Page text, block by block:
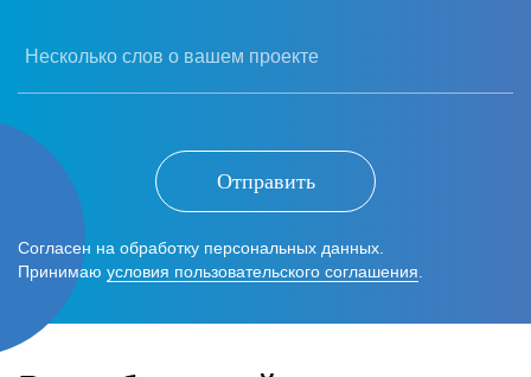
Несколько слов о вашем проекте
Отправить
Согласен на обработку персональных данных.
Принимаю условия пользовательского соглашения